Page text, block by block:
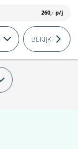
260,- p/j
BEKIJK